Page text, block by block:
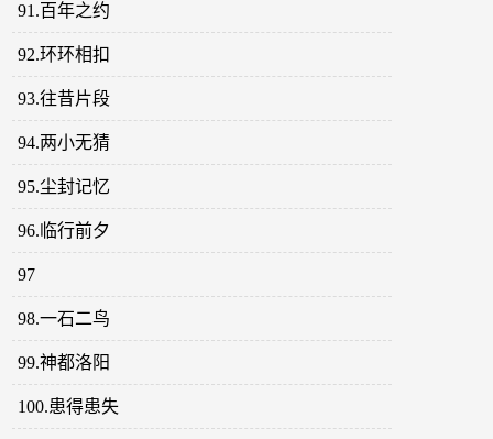
91.百年之约
92.环环相扣
93.往昔片段
94.两小无猜
95.尘封记忆
96.临行前夕
97
98.一石二鸟
99.神都洛阳
100.患得患失